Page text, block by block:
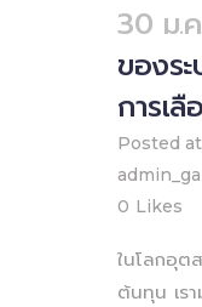
30 ม.
ของร
การเ
Posted
0 Likes
ในโลกอุต
ต้นทุน เร